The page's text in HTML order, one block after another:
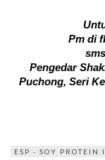
Pm di
Pengedar
Puchong, Seri
ESP - SOY PROTEIN